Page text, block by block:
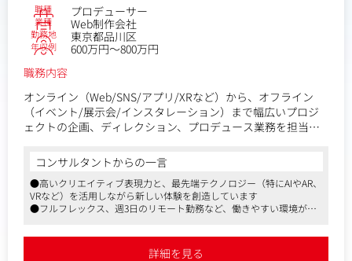
職種 プロデューサー
業種 Web制作会社
勤務地 東京都品川区
年収例
600万円～800万円
職務内容
オンライン（Web/SNS/アプリ/XRなど）から、オフライン
（イベント/展示会/インスタレーション）まで幅広いプロジ
ェクトの企画、ディレクション、プロデュース業務を担当。
時流に即した提案をしていただきます。
＜具体的な業務＞
・課題解決に向けたコンサル領域での長期的ビジネス設計
・企画立案、プレゼンテーション、クロージング
コンサルタントからの一言
●高いクリエイティブ表現力と、最先端テクノロジー（特にAIやAR、
VRなど）を活用しながら新しい体験を創造しています
●フルフレックス、週3日のリモート勤務など、働きやすい環境が整
など様々な案件を担当いただきます詳細を見る